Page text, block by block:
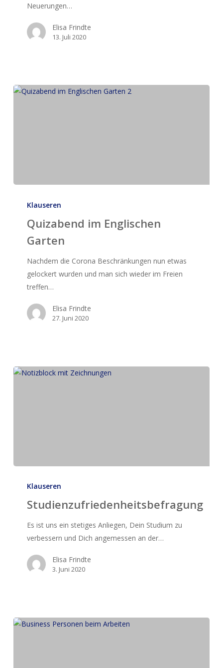
Neuerungen…
Elisa Frindte
13. Juli 2020
Garten
Klauseren
Quizabend im Englischen
Garten
Nachdem die Corona Beschränkungen nun etwas
gelockert wurden und man sich wieder im Freien
treffen…
Elisa Frindte
27. Juni 2020
Klauseren
Studienzufriedenheitsbefragung
Es ist uns ein stetiges Anliegen, Dein Studium zu
verbessern und Dich angemessen an der…
Elisa Frindte
3. Juni 2020